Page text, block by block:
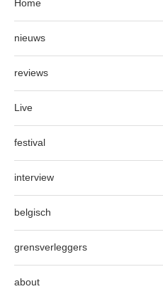
Home
nieuws
reviews
Live
festival
interview
belgisch
grensverleggers
about